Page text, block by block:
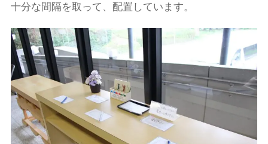
十分な間隔を取って、配置しています。